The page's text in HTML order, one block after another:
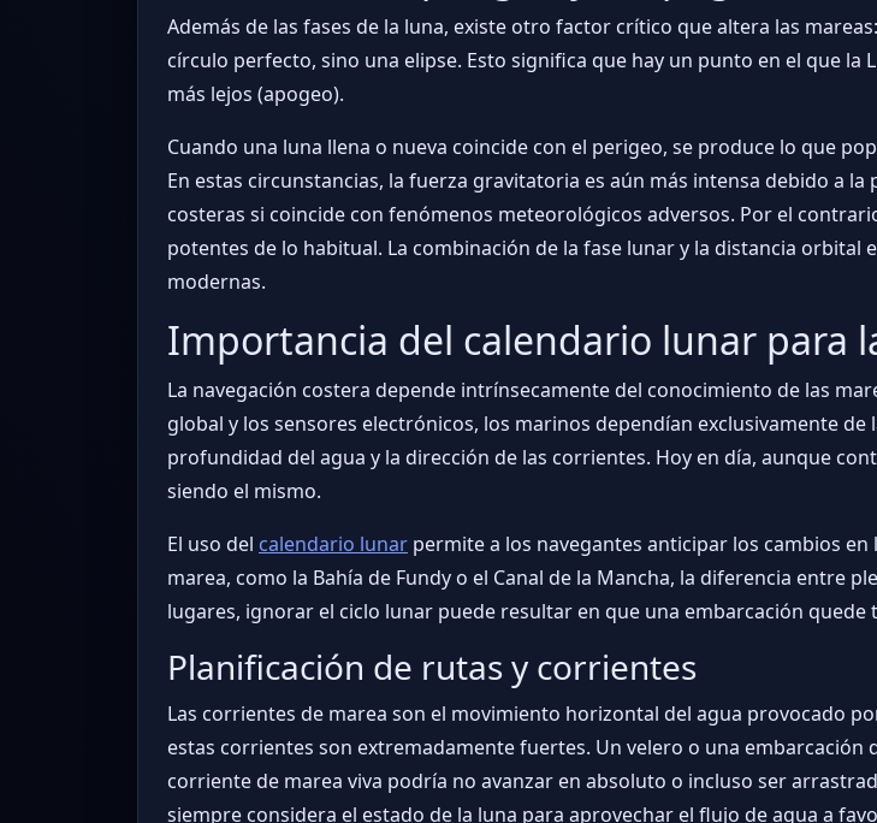
Además de las fases de la luna, existe otro factor crítico que altera las
círculo perfecto, sino una elipse. Esto significa que hay un punto en el que
más lejos (apogeo).
Cuando una luna llena o nueva coincide con el perigeo, se produce lo que
En estas circunstancias, la fuerza gravitatoria es aún más intensa debido a
costeras si coincide con fenómenos meteorológicos adversos. Por el
potentes de lo habitual. La combinación de la fase lunar y la distancia orbital
modernas.
Importancia del calendario lunar para
La navegación costera depende intrínsecamente del conocimiento de las
global y los sensores electrónicos, los marinos dependían exclusivamente de
profundidad del agua y la dirección de las corrientes. Hoy en día, aunque
siendo el mismo.
El uso del calendario lunar permite a los navegantes anticipar los cambios
marea, como la Bahía de Fundy o el Canal de la Mancha, la diferencia entre
lugares, ignorar el ciclo lunar puede resultar en que una embarcación
Planificación de rutas y corrientes
Las corrientes de marea son el movimiento horizontal del agua provocado
estas corrientes son extremadamente fuertes. Un velero o una
corriente de marea viva podría no avanzar en absoluto o incluso ser
siempre considera el estado de la luna para aprovechar el flujo de agua a